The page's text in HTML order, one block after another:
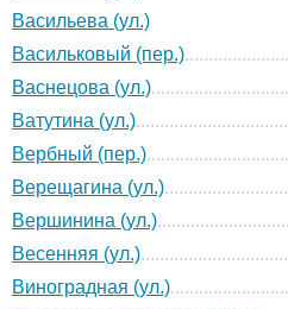
Васильева (ул.)
Васильковый (пер.)
Васнецова (ул.)
Ватутина (ул.)
Вербный (пер.)
Верещагина (ул.)
Вершинина (ул.)
Весенняя (ул.)
Виноградная (ул.)